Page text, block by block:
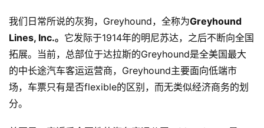
我们日常所说的灰狗，Greyhound，全称为Greyhound
Lines, Inc.。 它发际于1914年的明尼苏达，之后不断向全国
拓展。当前，总部位于达拉斯的Greyhound是全美国最大
的中长途汽车客运运营商，Greyhound主要面向低端市
场，车票只有是否flexible的区别，而无类似经济商务的划
分。